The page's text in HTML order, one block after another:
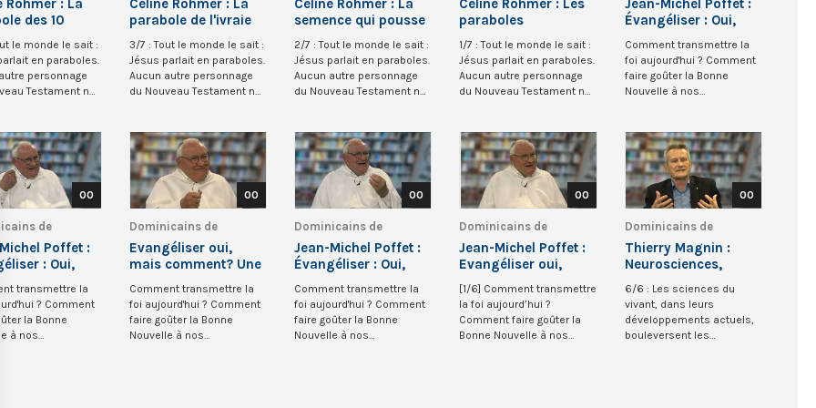
Rohmer : La
des 10
filles (Mt 25)
le monde le sait :
en paraboles.
personnage
Testament ne
Céline Rohmer : La
parabole de l'ivraie
(Matthieu 13)
3/7 : Tout le monde le sait :
Jésus parlait en paraboles.
Aucun autre personnage
du Nouveau Testament ne
Céline Rohmer : La
semence qui pousse
d'elle-même (Mc 4)
2/7 : Tout le monde le sait :
Jésus parlait en paraboles.
Aucun autre personnage
du Nouveau Testament ne
Céline Rohmer : Les
paraboles
1/7 : Tout le monde le sait :
Jésus parlait en paraboles.
Aucun autre personnage
du Nouveau Testament ne
Jean-Michel Poffet :
Évangéliser : Oui,
Comment transmettre la
foi aujourd'hui ? Comment
faire goûter la Bonne
Nouvelle à nos
00
de
Michel Poffet :
: Oui,
transmettre la
? Comment
la Bonne
à nos
00
Dominicains de
Belgique
Evangéliser oui,
mais comment? Une
paulinienne 3
Comment transmettre la
foi aujourd'hui ? Comment
faire goûter la Bonne
Nouvelle à nos
00
Dominicains de
Belgique
Jean-Michel Poffet :
Évangéliser : Oui,
Comment transmettre la
foi aujourd'hui ? Comment
faire goûter la Bonne
Nouvelle à nos
00
Dominicains de
Belgique
Jean-Michel Poffet :
Evangéliser oui,
mais comment ?
[1/6] Comment transmettre
la foi aujourd’hui ?
Comment faire goûter la
Bonne Nouvelle à nos
00
Dominicains de
Belgique
Thierry Magnin :
Neurosciences,
évangile et biais
cognitifs
6/6 : Les sciences du
vivant, dans leurs
développements actuels,
bouleversent les